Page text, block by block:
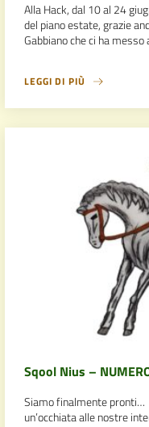
Alla Hack, dal 10 al 24
del piano estate, grazie
Gabbiano che ci ha
LEGGI DI PIÙ
Sqool Nius –
Siamo finalmente pronti…
un’occhiata alle nostre